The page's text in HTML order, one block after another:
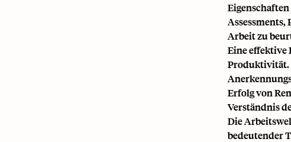
Arbeit zu
Eine effektive
Produktivität.
Erfolg von
Verständnis
Die
bedeutender